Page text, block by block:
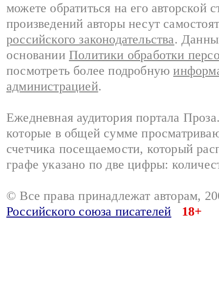
можете обратиться на его авторской
произведений авторы несут
российского законодательства.
основании Политики обработки
посмотреть более подробную
администрацией.
Ежедневная аудитория портала
которые в общей сумме
счетчика посещаемости, который
графе указано по две цифры:
© Все права принадлежат авторам,
Российского союза писателей
18+